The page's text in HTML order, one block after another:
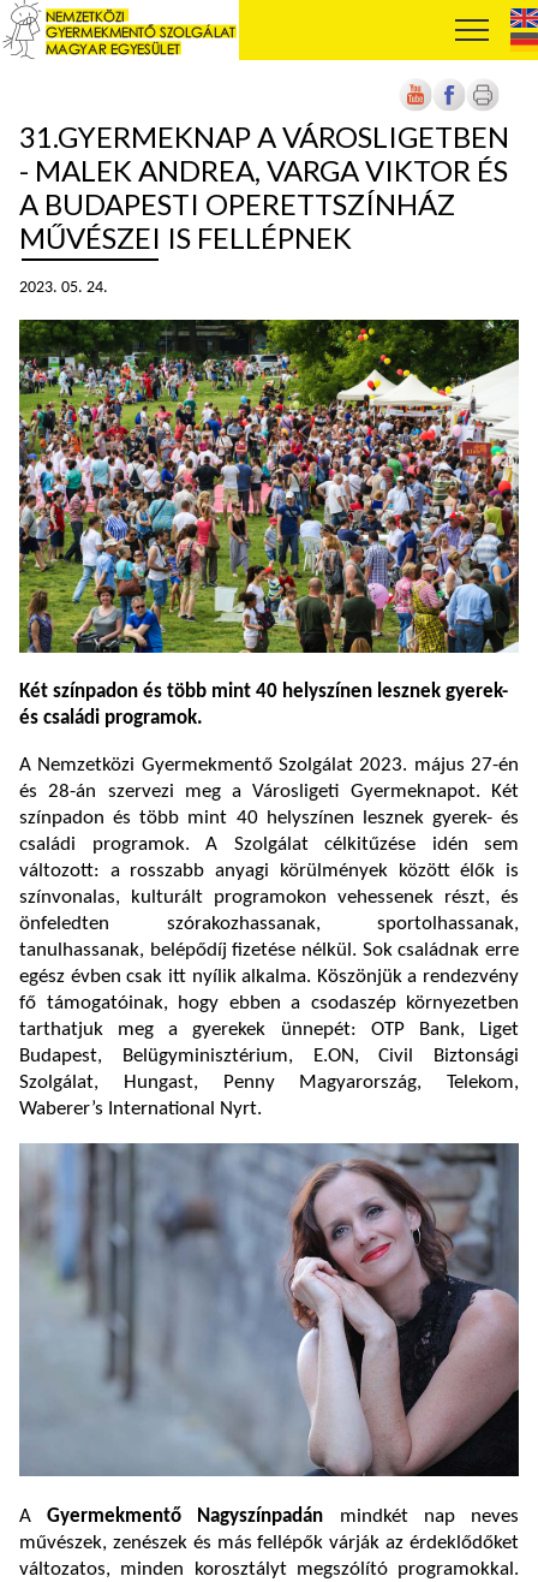
31.GYERMEKNAP A VÁROSLIGETBEN
- MALEK ANDREA, VARGA VIKTOR ÉS
A BUDAPESTI OPERETTSZÍNHÁZ
MŰVÉSZEI IS FELLÉPNEK
2023. 05. 24.
Két színpadon és több mint 40 helyszínen lesznek gyerek-
és családi programok.
A Nemzetközi Gyermekmentő Szolgálat 2023. május 27-én
és 28-án szervezi meg a Városligeti Gyermeknapot. Két
színpadon és több mint 40 helyszínen lesznek gyerek- és
családi programok. A Szolgálat célkitűzése idén sem
változott: a rosszabb anyagi körülmények között élők is
színvonalas, kulturált programokon vehessenek részt, és
önfeledten szórakozhassanak, sportolhassanak,
tanulhassanak, belépődíj fizetése nélkül. Sok családnak erre
egész évben csak itt nyílik alkalma. Köszönjük a rendezvény
fő támogatóinak, hogy ebben a csodaszép környezetben
tarthatjuk meg a gyerekek ünnepét: OTP Bank, Liget
Budapest, Belügyminisztérium, E.ON, Civil Biztonsági
Szolgálat, Hungast, Penny Magyarország, Telekom,
Waberer’s International Nyrt.
AGyermekmentő Nagyszínpadán mindkét nap neves
művészek, zenészek és más fellépők várják az érdeklődőket
változatos, minden korosztályt megszólító programokkal.